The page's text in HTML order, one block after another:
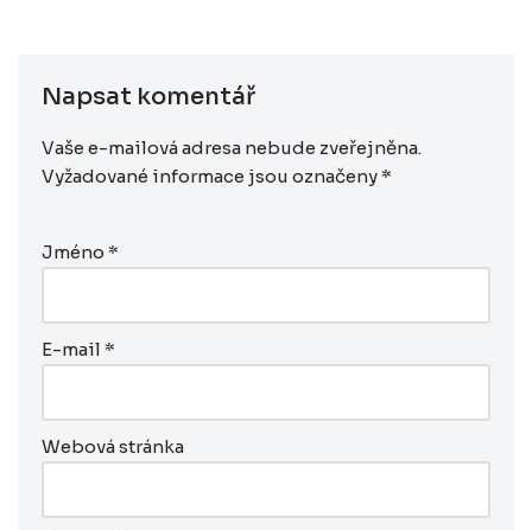
Napsat komentář
Vaše e-mailová adresa nebude zveřejněna.
Vyžadované informace jsou označeny *
Jméno *
E-mail *
Webová stránka